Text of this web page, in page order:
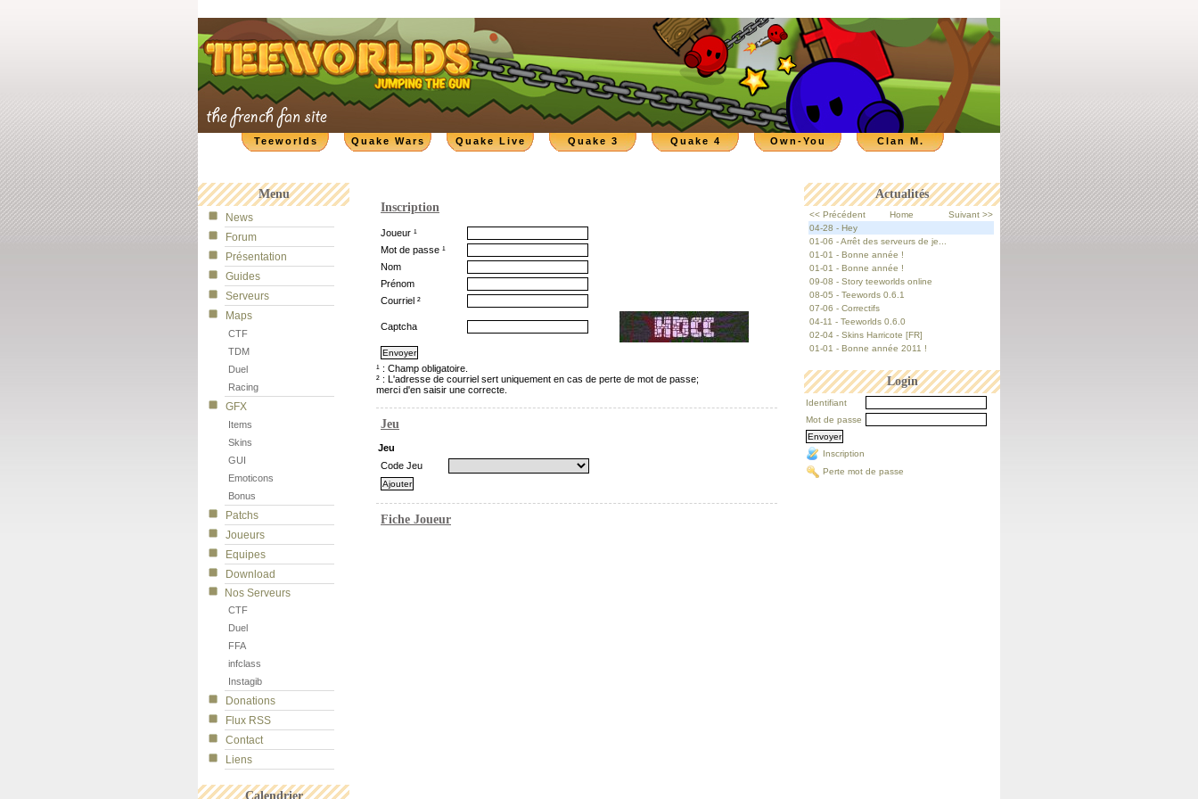
Clan M.
Own-You
Quake 4
Quake 3
Quake Live
Quake Wars
Teeworlds
Menu
News
Forum
Présentation
Guides
Serveurs
Maps
CTF
TDM
Duel
Racing
GFX
Items
Skins
GUI
Emoticons
Bonus
Patchs
Joueurs
Equipes
Download
Nos Serveurs
CTF
Duel
FFA
infclass
Instagib
Donations
Flux RSS
Contact
Liens
Calendrier
Actualités
<< Précédent Home
Suivant >>
04-28 - Hey
01-06 - Arrêt des serveurs de je...
01-01 - Bonne année !
01-01 - Bonne année !
09-08 - Story teeworlds online
08-05 - Teewords 0.6.1
07-06 - Correctifs
04-11 - Teeworlds 0.6.0
02-04 - Skins Harricote [FR]
01-01 - Bonne année 2011 !
Login
Identifiant
Mot de passe
Inscription
Perte mot de passe
Inscription
Joueur ¹
Mot de passe ¹
Nom
Prénom
Courriel ²
Captcha
¹ : Champ obligatoire.
² : L'adresse de courriel sert uniquement en cas de perte de mot de passe;
merci d'en saisir une correcte.
Jeu
Jeu
Code Jeu
Fiche Joueur